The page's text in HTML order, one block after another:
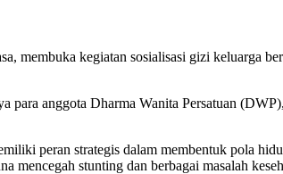
membuka kegiatan sosialisasi gizi keluarga
para anggota Dharma Wanita Persatuan
peran strategis dalam membentuk pola
mencegah stunting dan berbagai masalah